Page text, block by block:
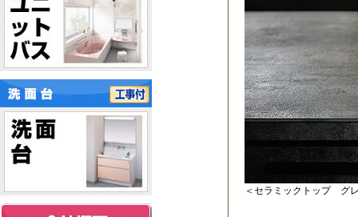
＜セラミックトップ グ